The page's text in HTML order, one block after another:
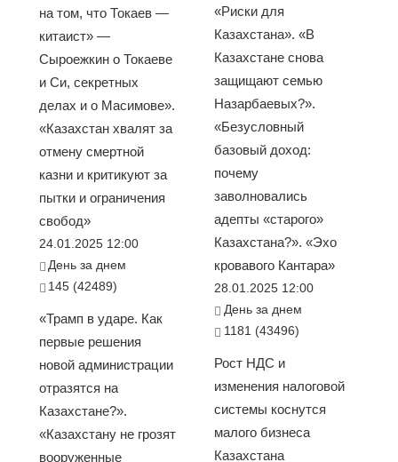
на том, что Токаев —
китаист» —
Сыроежкин о Токаеве
и Си, секретных
делах и о Масимове».
«Казахстан хвалят за
отмену смертной
казни и критикуют за
пытки и ограничения
свобод»
24.01.2025 12:00
День за днем
145 (42489)
«Трамп в ударе. Как
первые решения
новой администрации
отразятся на
Казахстане?».
«Казахстану не грозят
вооруженные
«Риски для
Казахстана». «В
Казахстане снова
защищают семью
Назарбаевых?».
«Безусловный
базовый доход:
почему
заволновались
адепты «старого»
Казахстана?». «Эхо
кровавого Кантара»
28.01.2025 12:00
День за днем
1181 (43496)
Рост НДС и
изменения налоговой
системы коснутся
малого бизнеса
Казахстана